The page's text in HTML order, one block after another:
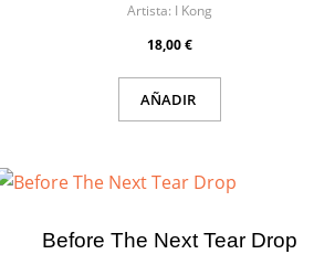
Artista: I Kong
18,00 €
AÑADIR
Before The Next Tear Drop